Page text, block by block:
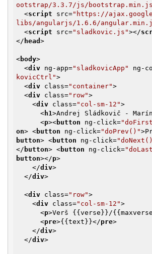
ootstrap/3.3.7/js/
<script src="https://
libs/angularjs/1.6.6/
<script src="sladkovic.js"></
</ head >
<body>
<div ng-app="sladkovicApp" ng-
kovicCtrl">
<div class="container">
<div class="row">
<div class="col-sm-12">
< h1>Andrej Sládkovič -
<p><button ng-click=
on> <button ng-click="doPrev()">
button> <button ng-click=
</ button> <button ng-click=
button></p>
</div>
</div>
<div class="row">
<div class="col-sm-12">
<p>Verš {{verse}}/
<pre>{{text}}</pre>
</div>
</div>